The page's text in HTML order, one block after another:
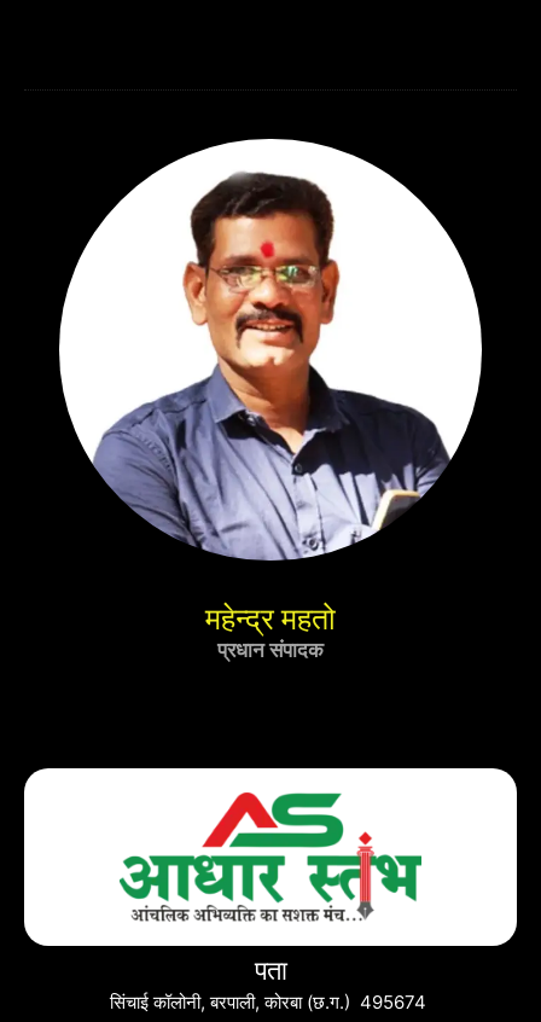
महेन्द्र महतो
प्रधान संपादक
पता
सिंचाई कॉलोनी, बरपाली, कोरबा (छ.ग.) 495674